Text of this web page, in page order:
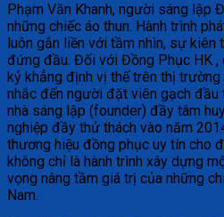
Phạm Văn Khanh, người sáng lập
những chiếc áo thun. Hành trình
luôn gắn liền với tầm nhìn, sự kiên
đứng đầu. Đối với Đồng Phục HK ,
kỷ khẳng định vị thế trên thị
nhắc đến người đặt viên gạch đầu
nhà sáng lập (founder) đầy tâm
nghiệp đầy thử thách vào năm
thương hiệu đồng phục uy tín cho
không chỉ là hành trình xây dựng
vọng nâng tầm giá trị của những
Nam.